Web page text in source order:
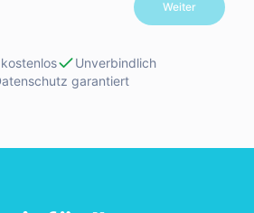
Weiter
Unverbindlich
garantiert